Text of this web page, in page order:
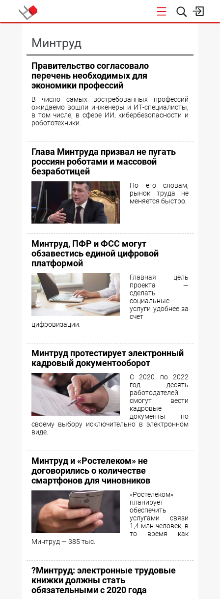
Минтруд
Правительство согласовало
перечень необходимых для
экономики профессий
В число самых востребованных профессий
ожидаемо вошли инженеры и ИТ-специалисты,
в том числе, в сфере ИИ, кибербезопасности и
робототехники.
Глава Минтруда призвал не пугать
россиян роботами и массовой
безработицей
По его словам,
рынок труда не
меняется быстро.
Минтруд, ПФР и ФСС могут
обзавестись единой цифровой
платформой
Главная цель
проекта —
сделать
социальные
услуги удобнее за
счет
цифровизации.
Минтруд протестирует электронный
кадровый документооборот
С 2020 по 2022
год десять
работодателей
смогут вести
кадровые
документы по
своему выбору исключительно в электронном
виде.
Минтруд и «Ростелеком» не
договорились о количестве
смартфонов для чиновников
«Ростелеком»
планирует
обеспечить
услугами связи
1,4 млн человек, в
то время как
Минтруд — 385 тыс.
?Минтруд: электронные трудовые
книжки должны стать
обязательными с 2020 года